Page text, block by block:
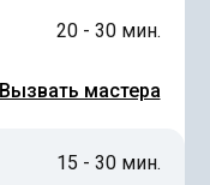
20 - 30 мин.
Вызвать мастера
15 - 30 мин.